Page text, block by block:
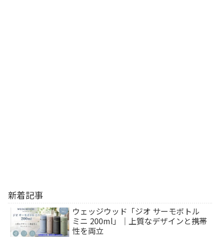
新着記事
ウェッジウッド「ジオ サーモボトル
ミニ 200ml」｜上質なデザインと携帯
性を両立